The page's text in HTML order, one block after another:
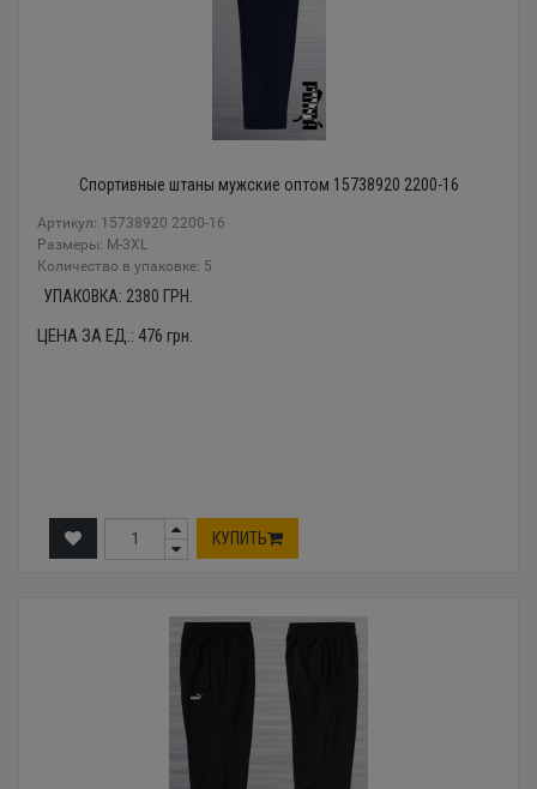
Спортивные штаны мужские оптом 15738920 2200-16
Артикул: 15738920 2200-16
Размеры: М-3XL
Количество в упаковке: 5
УПАКОВКА: 2380 ГРН.
ЦЕНА ЗА ЕД.: 476 грн.
КУПИТЬ